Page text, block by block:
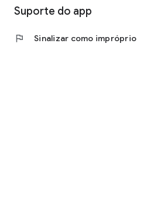
Suporte do app
flag Sinalizar como impróprio